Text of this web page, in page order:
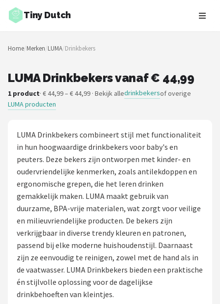
Tiny Dutch
Zoeken
NAVIGATIE
Merken
Speelgoed
Babykleding Cadeaus
Blokken
Shop
POPULAIRE MERKEN
Chouette-Chouette
Jollein
Home/Merken/LUMA/Drinkbekers
LUMA Drinkbekers vanaf € 44,99
1 product· € 44,99 – € 44,99 · Bekijk alledrinkbekersof overige
LUMA producten
LUMA Drinkbekers combineert stijl met functionaliteit
in hun hoogwaardige drinkbekers voor baby's en
peuters. Deze bekers zijn ontworpen met kinder- en
oudervriendelijke kenmerken, zoals antilekdoppen en
ergonomische grepen, die het leren drinken
gemakkelijk maken. LUMA maakt gebruik van
duurzame, BPA-vrije materialen, wat zorgt voor veilige
en milieuvriendelijke producten. De bekers zijn
verkrijgbaar in diverse trendy kleuren en patronen,
passend bij elke moderne huishoudenstijl. Daarnaast
zijn ze eenvoudig te reinigen, zowel met de hand als in
de vaatwasser. LUMA Drinkbekers bieden een praktische
én stijlvolle oplossing voor de dagelijkse
drinkbehoeften van kleintjes.